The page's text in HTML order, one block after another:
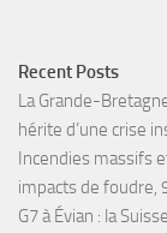
Recent Posts
La Grande-
hérite d’une crise
Incendies massifs
impacts de foudre,
G7 à Évian : la